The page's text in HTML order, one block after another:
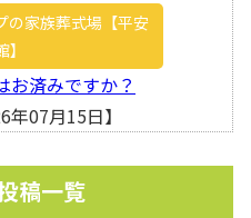
の家族葬式場【平安
】
お済みですか？
年07月15日】
稿一覧